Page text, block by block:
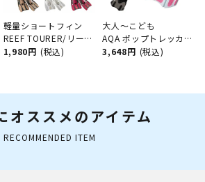
軽量ショートフィン
REEF TOURER/リーフ
ツアラー RF0106 シュ
1,980円 (税込)
大人～こども
AQA ポップトレッカー
KF-2511N シュノーケ
3,648円 (税込)
オススメのアイテム
RECOMMENDED ITEM